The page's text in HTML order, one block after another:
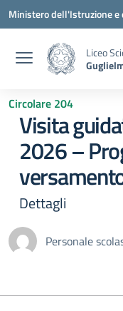
Vai ai contenuti
Vai al menu di navigazione
Vai al footer
Ministero dell'Istruzione e
Liceo
Circolare 204
Visita
2026 –
Dettagli
Personale